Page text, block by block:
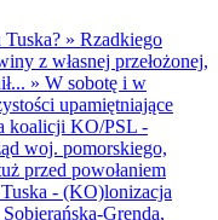
» Rzadkiego
z własnej przełożonej,
» W sobotę i w
upamiętniające
koalicji KO/PSL -
woj. pomorskiego,
przed powołaniem
- (KO)lonizacja
Grenda,